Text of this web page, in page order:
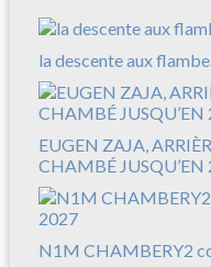
la descente aux
EUGEN ZAJA,
CHAMBÉ JUSQU’EN
N1M CHAMBERY2